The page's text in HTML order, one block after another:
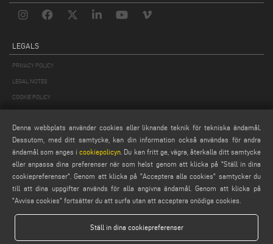
LEGALS
PRIVACY POLICY
LEGAL NOTES
COOKIE POLICY
ALLMÄNNA DISTRIBUTIONSVILLKOR
COOKIES-INSTÄLLNINGAR
Emmegi S.p.a. - Via Archimede, 10 - 41019 - Limidi di Soliera (MO) - ITALY -
Denna webbplats använder cookies eller liknande teknik för tekniska ändamål.
Dessutom, med ditt samtycke, kan din information också användas för andra
ändamål som anges i cookiepolicyn . Du kan fritt ge, vägra, återkalla ditt samtycke
eller anpassa dina preferenser när som helst genom att klicka på "Ställ in dina
cookiepreferenser". Genom att klicka på "Acceptera alla cookies" samtycker du
till att dina uppgifter används för alla angivna ändamål. Genom att klicka på
"Avvisa cookies" fortsätter du att surfa utan att acceptera onödiga cookies.
Ställ in dina cookiepreferenser